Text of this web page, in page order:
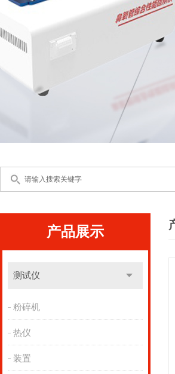
产品展示
测试仪
粉碎机
热仪
装置